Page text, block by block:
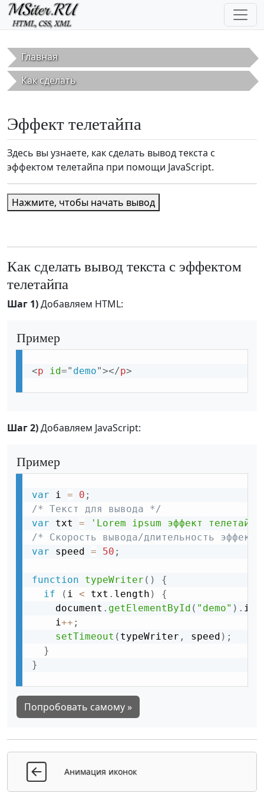
Перейти к основному содержанию
Главная
Как сделать
Эффект телетайпа
Здесь вы узнаете, как сделать вывод текста с
эффектом телетайпа при помощи JavaScript.
Нажмите, чтобы начать вывод
Как сделать вывод текста с эффектом
телетайпа
Шаг 1)Добавляем HTML:
Пример
<p id=" demo"></p>
Шаг 2)Добавляем JavaScript:
Пример
var i = 0 ;
/* Текст для вывода */
var txt =
'Lorem ipsum эффект
/* Скорость вывода/длительность
var speed = 50 ;
function typeWriter ( )
{
if
( i < txt . length )
{
    document
. getElementById ( "demo" ) .
    i
++ ;
setTimeout ( typeWriter , speed ) ;
}
}
Попробовать самому »
Анимация иконок